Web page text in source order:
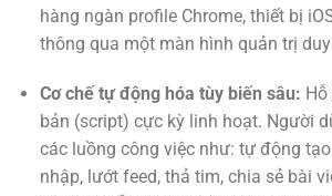
hàng ngàn profile Chrome, thiết bị
thông qua một màn hình quản trị
Cơ chế tự động hóa tùy biến sâu:
bản (script) cực kỳ linh hoạt. Người
các luồng công việc như: tự động
nhập, lướt feed, thả tim, chia sẻ bài